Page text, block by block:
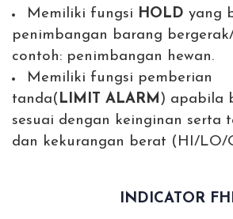
Memiliki fungsi HOLD yang
penimbangan barang
contoh: penimbangan hewan.
Memiliki fungsi pemberian
tanda( LIMIT ALARM ) apabila
sesuai dengan keinginan serta
dan kekurangan berat (HI/LO/
INDICATOR